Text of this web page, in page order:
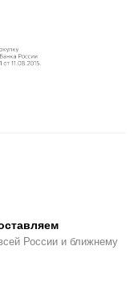
России и ближнему